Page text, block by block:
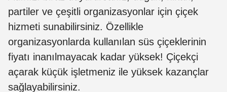
partiler ve çeşitli organizasyonlar için çiçek
hizmeti sunabilirsiniz. Özellikle
organizasyonlarda kullanılan süs çiçeklerinin
fiyatı inanılmayacak kadar yüksek! Çiçekçi
açarak küçük işletmeniz ile yüksek kazançlar
sağlayabilirsiniz.